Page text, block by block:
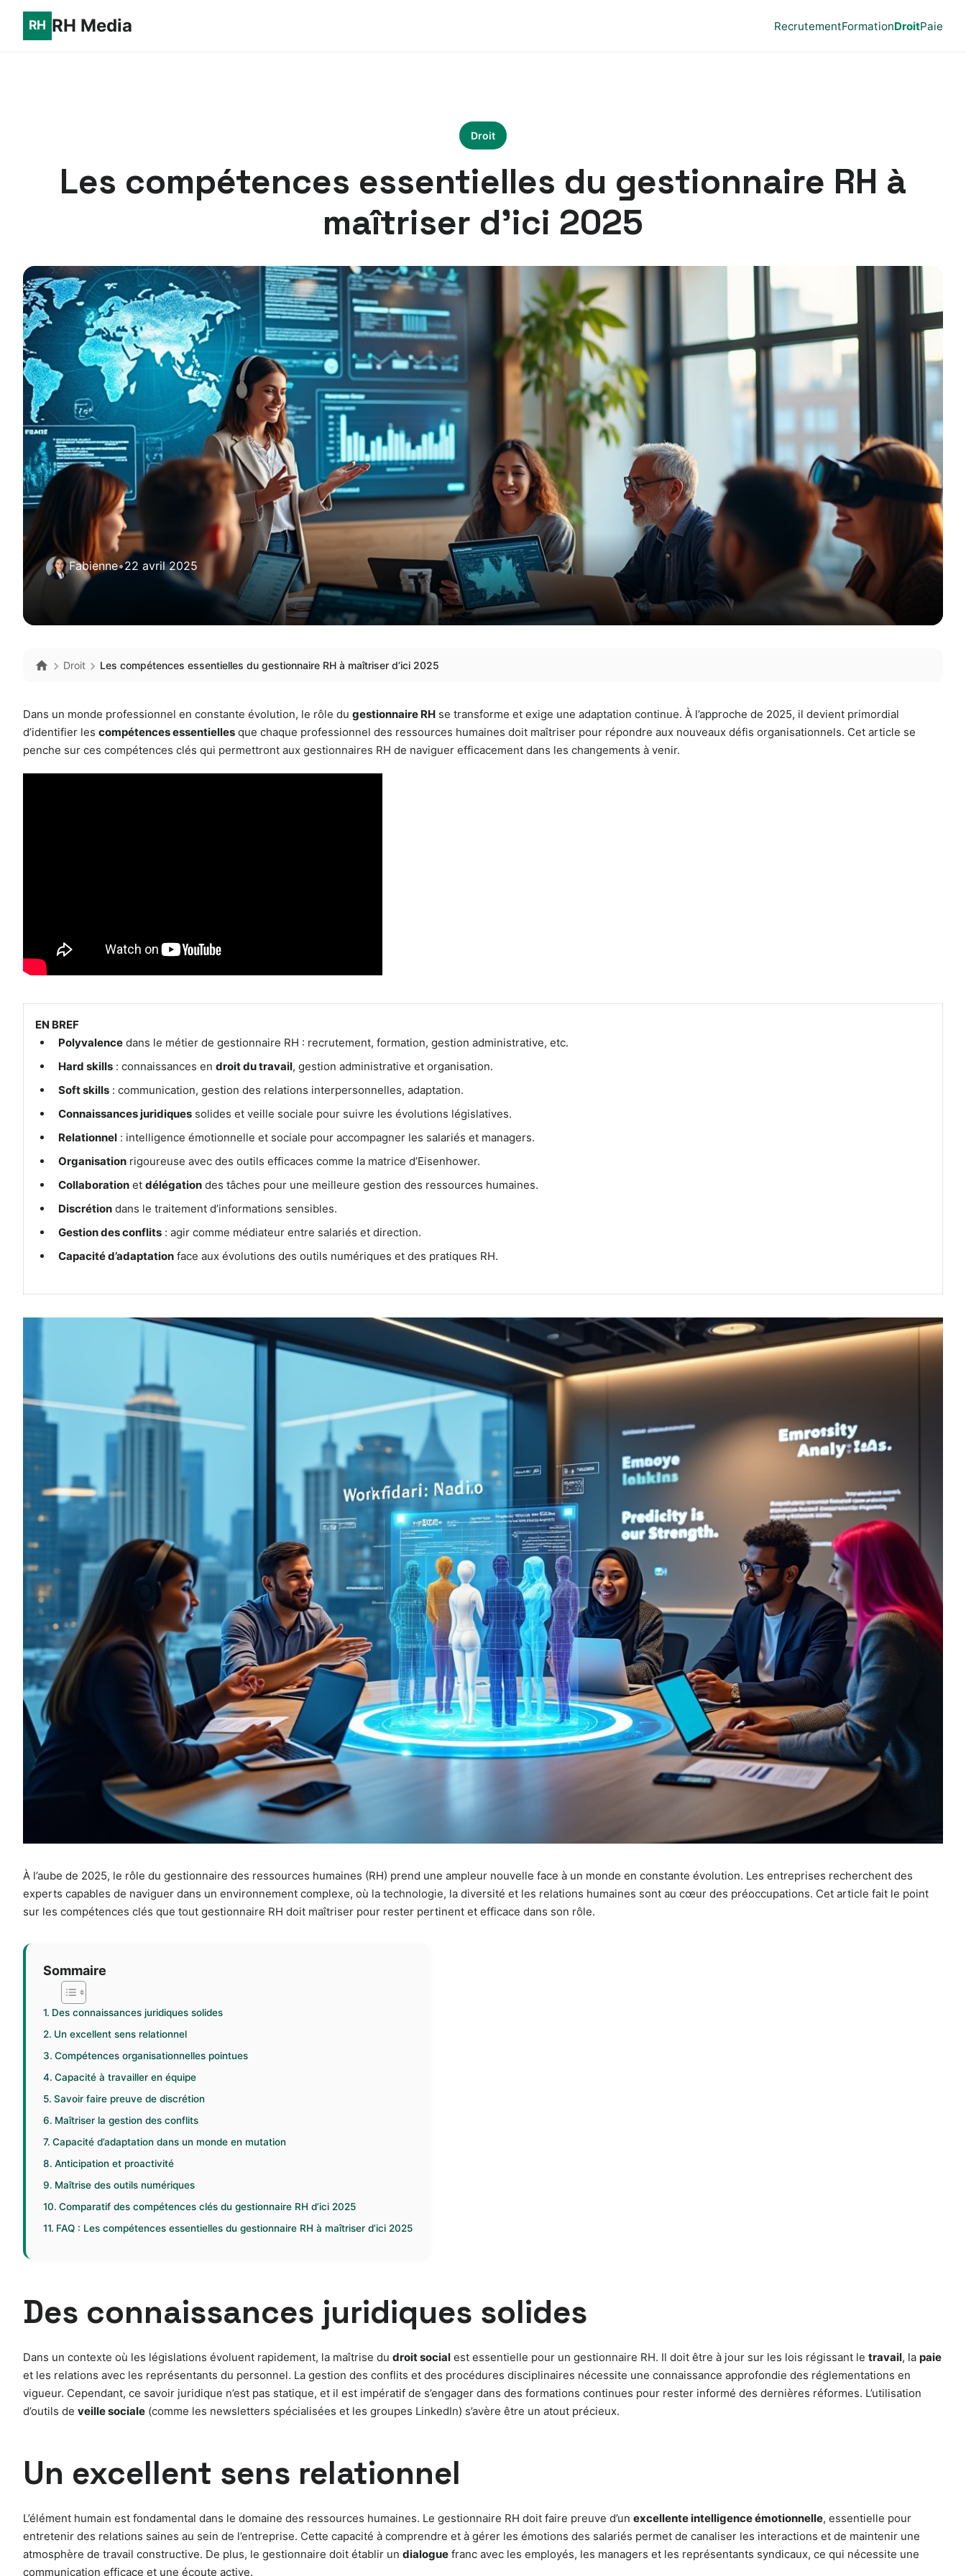
RH Media RecrutementFormationDroitPaie
Droit
Les compétences essentielles du gestionnaire RH à
maîtriser d’ici 2025
Fabienne•22 avril 2025
Droit Les compétences essentielles du gestionnaire RH à maîtriser d’ici 2025
Dans un monde professionnel en constante évolution, le rôle du gestionnaire RH se transforme et exige une adaptation continue. À l’approche de 2025, il devient primordial
d’identifier les compétences essentielles que chaque professionnel des ressources humaines doit maîtriser pour répondre aux nouveaux défis organisationnels. Cet article se
penche sur ces compétences clés qui permettront aux gestionnaires RH de naviguer efficacement dans les changements à venir.
EN BREF
Polyvalence dans le métier de gestionnaire RH : recrutement, formation, gestion administrative, etc.
Hard skills : connaissances en droit du travail, gestion administrative et organisation.
Soft skills : communication, gestion des relations interpersonnelles, adaptation.
Connaissances juridiques solides et veille sociale pour suivre les évolutions législatives.
Relationnel : intelligence émotionnelle et sociale pour accompagner les salariés et managers.
Organisation rigoureuse avec des outils efficaces comme la matrice d’Eisenhower.
Collaboration et délégation des tâches pour une meilleure gestion des ressources humaines.
Discrétion dans le traitement d’informations sensibles.
Gestion des conflits : agir comme médiateur entre salariés et direction.
Capacité d’adaptation face aux évolutions des outils numériques et des pratiques RH.
À l’aube de 2025, le rôle du gestionnaire des ressources humaines (RH) prend une ampleur nouvelle face à un monde en constante évolution. Les entreprises recherchent des
experts capables de naviguer dans un environnement complexe, où la technologie, la diversité et les relations humaines sont au cœur des préoccupations. Cet article fait le point
sur les compétences clés que tout gestionnaire RH doit maîtriser pour rester pertinent et efficace dans son rôle.
Sommaire
Des connaissances juridiques solides
Un excellent sens relationnel
Compétences organisationnelles pointues
Capacité à travailler en équipe
Savoir faire preuve de discrétion
Maîtriser la gestion des conflits
Capacité d’adaptation dans un monde en mutation
Anticipation et proactivité
Maîtrise des outils numériques
Comparatif des compétences clés du gestionnaire RH d’ici 2025
FAQ : Les compétences essentielles du gestionnaire RH à maîtriser d’ici 2025
Des connaissances juridiques solides
Dans un contexte où les législations évoluent rapidement, la maîtrise du droit social est essentielle pour un gestionnaire RH. Il doit être à jour sur les lois régissant le travail, la paie
et les relations avec les représentants du personnel. La gestion des conflits et des procédures disciplinaires nécessite une connaissance approfondie des réglementations en
vigueur. Cependant, ce savoir juridique n’est pas statique, et il est impératif de s’engager dans des formations continues pour rester informé des dernières réformes. L’utilisation
d’outils de veille sociale (comme les newsletters spécialisées et les groupes LinkedIn) s’avère être un atout précieux.
Un excellent sens relationnel
L’élément humain est fondamental dans le domaine des ressources humaines. Le gestionnaire RH doit faire preuve d’un excellente intelligence émotionnelle, essentielle pour
entretenir des relations saines au sein de l’entreprise. Cette capacité à comprendre et à gérer les émotions des salariés permet de canaliser les interactions et de maintenir une
atmosphère de travail constructive. De plus, le gestionnaire doit établir un dialogue franc avec les employés, les managers et les représentants syndicaux, ce qui nécessite une
communication efficace et une écoute active.